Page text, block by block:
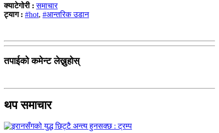
क्याटेगोरी :समाचार
ट्याग : #hot, #आन्तरिक उडान
तपाईको कमेन्ट लेख्नुहोस्
थप समाचार